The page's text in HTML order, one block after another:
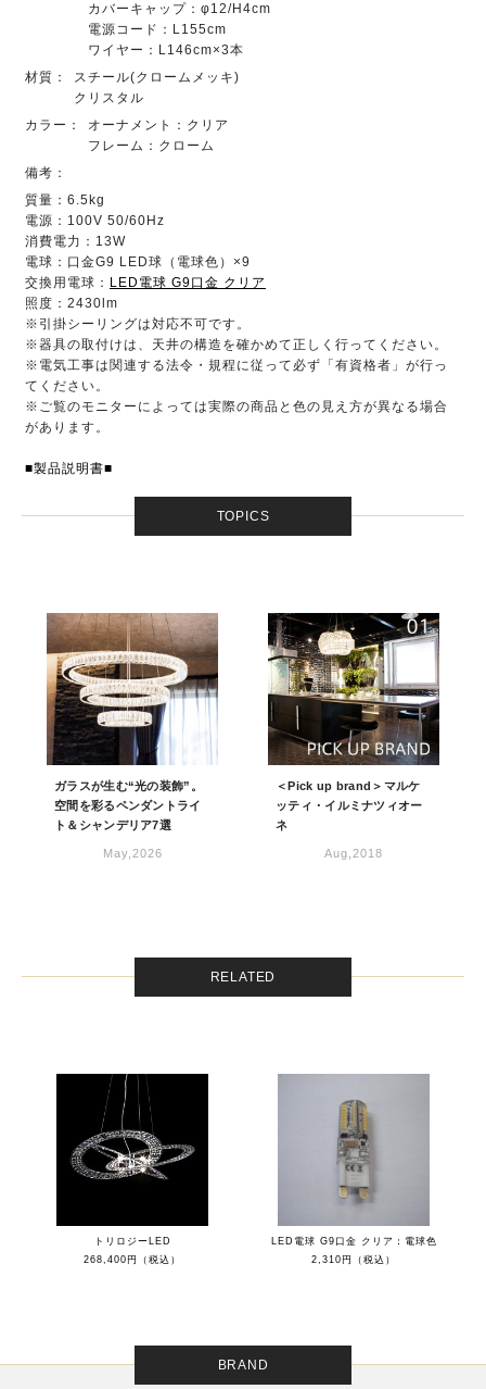
カバーキャップ：φ12/H4cm
電源コード：L155cm
ワイヤー：L146cm×3本
材質：
スチール(クロームメッキ)
クリスタル
カラー：
オーナメント：クリア
フレーム：クローム
備考：
質量：6.5kg
電源：100V 50/60Hz
消費電力：13W
電球：口金G9 LED球（電球色）×9
交換用電球： LED電球 G9口金 クリア
照度：2430lm
※引掛シーリングは対応不可です。
※器具の取付けは、天井の構造を確かめて正しく行ってください。
※電気工事は関連する法令・規程に従って必ず「有資格者」が行っ
てください。
※ご覧のモニターによっては実際の商品と色の見え方が異なる場合
があります。
■製品説明書■
TOPICS
ガラスが生む“光の装飾”。
空間を彩るペンダントライ
ト＆シャンデリア7選
May,2026
＜Pick up brand＞マルケ
ッティ・イルミナツィオー
ネ
Aug,2018
RELATED
トリロジーLED
268,400円（税込）
LED電球 G9口金 クリア：電球色
2,310円（税込）
BRAND